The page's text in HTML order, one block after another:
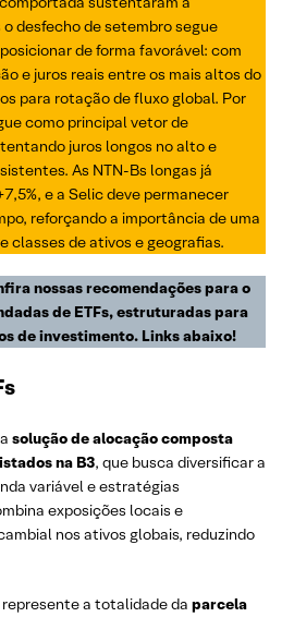
desfecho de setembro segue
de forma favorável: com
e juros reais entre os mais altos do
para rotação de fluxo global. Por
como principal vetor de
juros longos no alto e
As NTN-Bs longas já
e a Selic deve permanecer
reforçando a importância de uma
classes de ativos e geografias.
nossas recomendações para o
de ETFs, estruturadas para
de investimento. Links abaixo!
solução de alocação composta
na B3, que busca diversificar a
variável e estratégias
exposições locais e
nos ativos globais, reduzindo
a totalidade da parcela